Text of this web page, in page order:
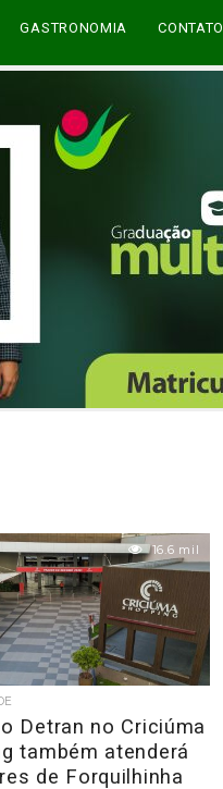
GASTRONOMIA CONTATO
16.6 mil
Detran no Criciúma
também atenderá
de Forquilhinha